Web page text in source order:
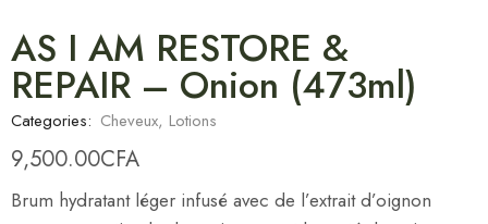
AS I AM RESTORE &
REPAIR – Onion (473ml)
Categories: Cheveux, Lotions
9,500.00CFA
Brum hydratant léger infusé avec de l’extrait d’oignon